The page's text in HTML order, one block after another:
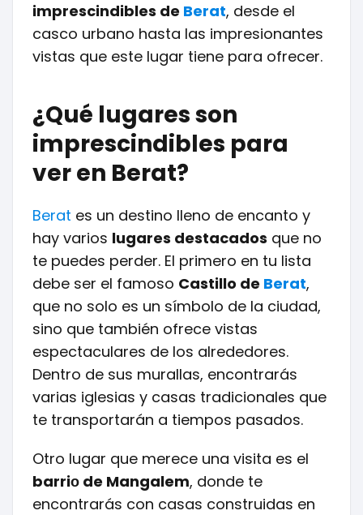
imprescindibles de Berat, desde el
casco urbano hasta las impresionantes
vistas que este lugar tiene para ofrecer.
¿Qué lugares son
imprescindibles para
ver en Berat?
Berat es un destino lleno de encanto y
hay varios lugares destacados que no
te puedes perder. El primero en tu lista
debe ser el famoso Castillo de Berat,
que no solo es un símbolo de la ciudad,
sino que también ofrece vistas
espectaculares de los alrededores.
Dentro de sus murallas, encontrarás
varias iglesias y casas tradicionales que
te transportarán a tiempos pasados.
Otro lugar que merece una visita es el
barriо de Mangalem, donde te
encontrarás con casas construidas en